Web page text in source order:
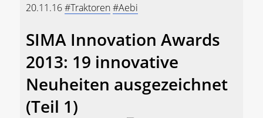
20.11.16#Traktoren#Aebi
SIMA Innovation Awards
2013: 19 innovative
Neuheiten ausgezeichnet
(Teil 1)